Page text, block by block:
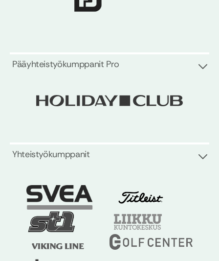
Pääyhteistyökumppanit Pro
Yhteistyökumppanit